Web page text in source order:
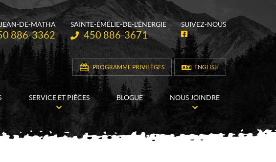
DE-MATHA
:
886-3362
SAINTE-ÉMÉLIE-DE-L'ÉNERGIE
Téléphone :
450 886-3671
SUIVEZ-NOUS
F
a
c
e
b
o
o
PROGRAMME PRIVILÈGES ENGLISH
SERVICE ET PIÈCES BLOGUE NOUS JOINDRE